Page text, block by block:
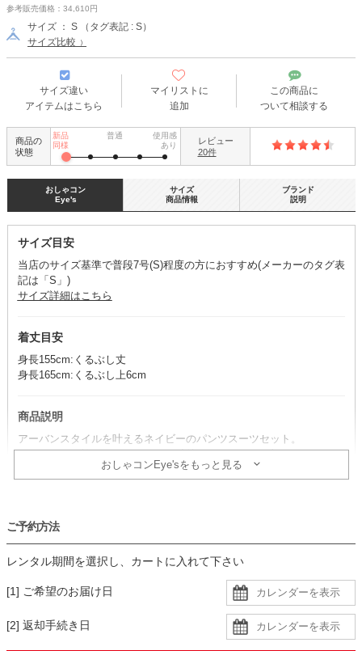
参考販売価格：34,610円
サイズ ： S （タグ表記 : S）
サイズ比較
サイズ違い
アイテムはこちら
マイリストに
追加
この商品に
ついて相談する
商品の
状態
新品
同様
普通
使用感
あり
レビュー
20件
おしゃコン
Eye's
サイズ目安
当店のサイズ基準で普段7号(S)程度の方におすすめ(メーカーのタグ表
記は「S」)
サイズ詳細はこちら
着丈目安
身長155cm:くるぶし丈
身長165cm:くるぶし上6cm
商品説明
アーバンスタイルを叶えるネイビーのパンツスーツセット。
ジャケットに施されたフリンジが独特のアクセントを加えます。
※パンツ・ジャケット・ブラウス・ネックレスのセット商品です。そ
おしゃコンEye'sをもっと見る
コーデのポイント
全体にメリハリを与え、洗練された印象に仕上げます。
コサージュやブローチでお祝い感を高めるのも素敵です。
生地
サイズ
商品情報
ブランド
説明
ご予約方法
レンタル期間を選択し、カートに入れて下さい
[1] ご希望のお届け日
[2] 返却手続き日